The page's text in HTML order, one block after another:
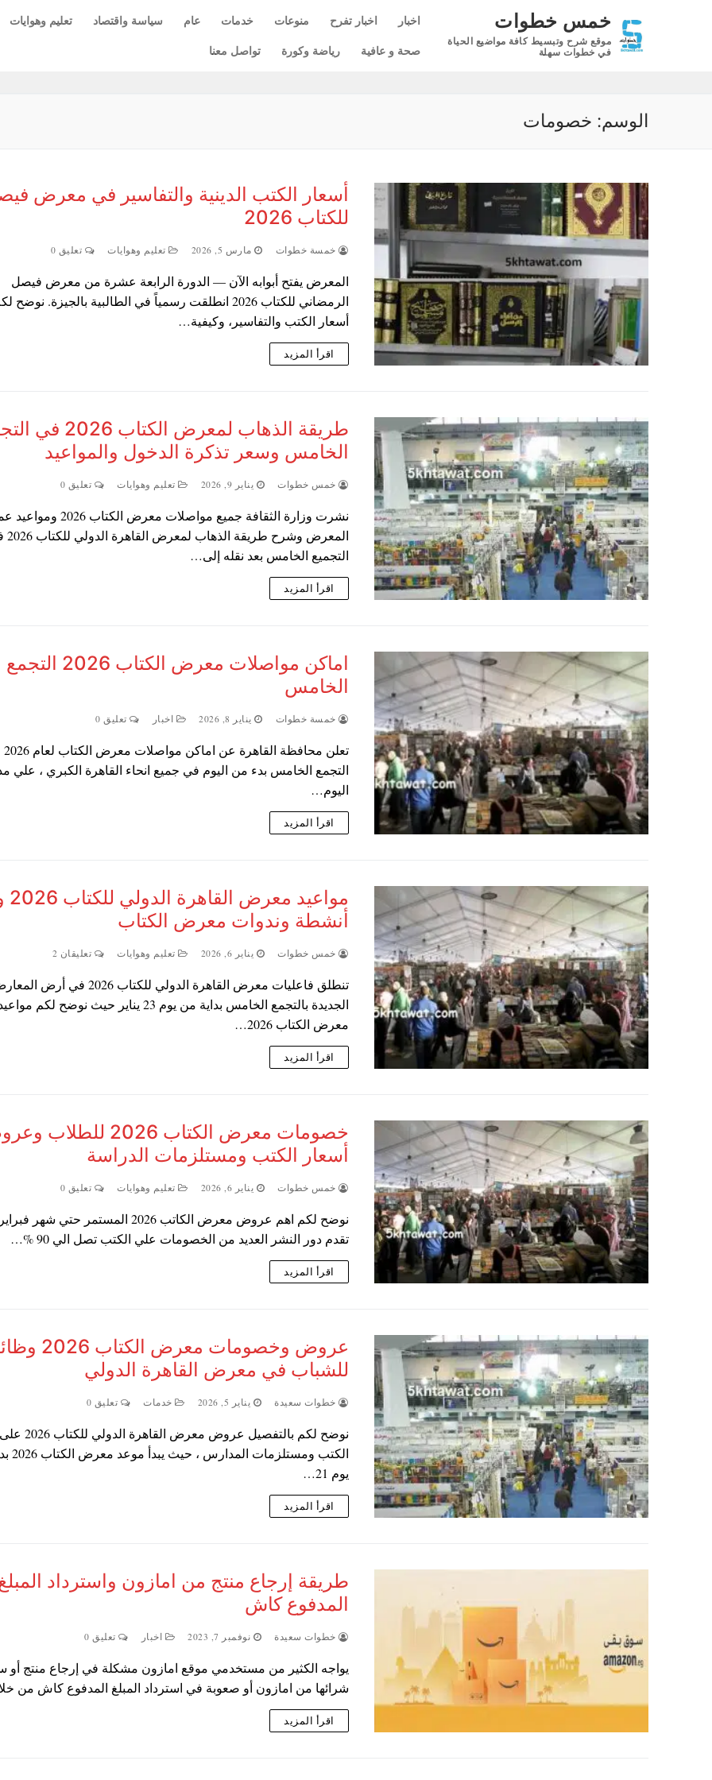
خمس خطوات
موقع شرح وتبسيط كافة مواضيع الحياة
في خطوات سهلة
اخبار اخبار تفرح منوعات خدمات عام سياسة واقتصاد تعليم وهوايات
صحة و عافية
رياضة وكورة تواصل معنا
الوسم: خصومات
أسعار الكتب الدينية والتفاسير في معرض
للكتاب 2026
خمسة خطوات مارس 5, 2026 تعليم وهوايات تعليق 0
المعرض يفتح أبوابه الآن — الدورة الرابعة عشرة من معرض فيصل
الرمضاني للكتاب 2026 انطلقت رسمياً في الطالبية بالجيزة. نوضح
أسعار الكتب والتفاسير، وكيفية…
اقرأ المزيد
طريقة الذهاب لمعرض الكتاب
الخامس وسعر تذكرة الدخول والمواعيد
خمس خطوات يناير 9, 2026 تعليم وهوايات تعليق 0
نشرت وزارة الثقافة جميع مواصلات معرض الكتاب
المعرض
التجميع الخامس بعد نقله إلى…
اقرأ المزيد
اماكن مواصلات معرض الكتاب 2026 التجمع
الخامس
خمسة خطوات يناير 8, 2026 اخبار تعليق 0
التجمع الخامس بدء من اليوم في جميع انحاء القاهرة الكبري ، علي
اليوم…
اقرأ المزيد
أنشطة وندوات معرض الكتاب
خمس خطوات يناير 6, 2026 تعليم وهوايات تعليقان 2
تنطلق فاعليات معرض القاهرة الدولي للكتاب 2026 في أرض
الجديدة بالتجمع الخامس بداية من يوم 23 يناير حيث نوضح لكم
معرض الكتاب 2026…
اقرأ المزيد
خصومات معرض الكتاب 2026
أسعار الكتب ومستلزمات الدراسة
خمس خطوات يناير 6, 2026 تعليم وهوايات تعليق 0
نوضح لكم اهم عروض معرض الكاتب 2026 المستمر حتي
تقدم دور النشر العديد من الخصومات علي الكتب تصل الي 90 %…
اقرأ المزيد
عروض وخصومات معرض
للشباب في معرض القاهرة الدولي
خطوات سعيدة يناير 5, 2026 خدمات تعليق 0
نوضح لكم بالتفصيل
الكتب
يوم 21…
اقرأ المزيد
طريقة إرجاع منتج من امازون واسترداد
المدفوع كاش
خطوات سعيدة نوفمبر 7, 2023 اخبار تعليق 0
يواجه الكثير من مستخدمي موقع امازون مشكلة في إرجاع منتج أو
شرائها من امازون أو صعوبة في استرداد المبلغ المدفوع كاش من
اقرأ المزيد